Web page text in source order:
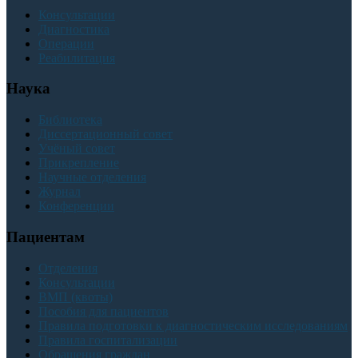
Консультации
Диагностика
Операции
Реабилитация
Наука
Библиотека
Диссертационный совет
Учёный совет
Прикрепление
Научные отделения
Журнал
Конференции
Пациентам
Отделения
Консультации
ВМП (квоты)
Пособия для пациентов
Правила подготовки к диагностическим исследованиям
Правила госпитализации
Обращения граждан